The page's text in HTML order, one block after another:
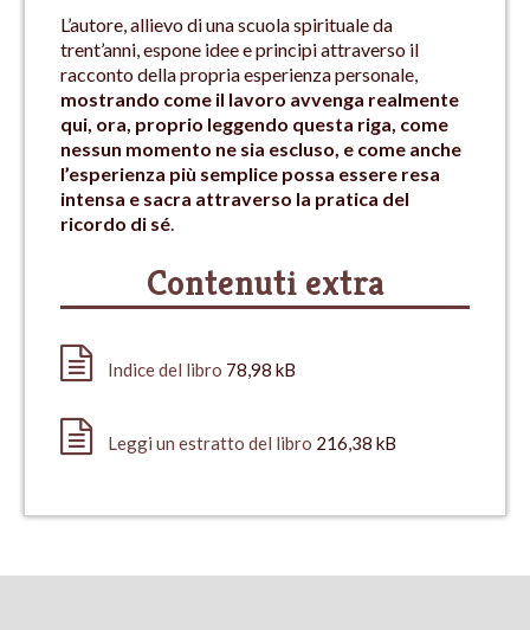
L’autore, allievo di una scuola spirituale da
trent’anni, espone idee e principi attraverso il
racconto della propria esperienza personale,
mostrando come il lavoro avvenga realmente
qui, ora, proprio leggendo questa riga, come
nessun momento ne sia escluso, e come anche
l’esperienza più semplice possa essere resa
intensa e sacra attraverso la pratica del
ricordo di sé.
Contenuti extra
Indice del libro 78,98 kB
Leggi un estratto del libro 216,38 kB